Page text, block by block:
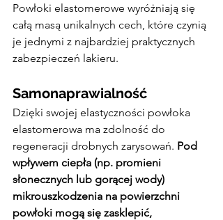
Powłoki elastomerowe wyróżniają się
całą masą unikalnych cech, które czynią
je jednymi z najbardziej praktycznych
zabezpieczeń lakieru.
Samonaprawialność
Dzięki swojej elastyczności powłoka
elastomerowa ma zdolność do
regeneracji drobnych zarysowań. Pod
wpływem ciepła (np. promieni
słonecznych lub gorącej wody)
mikrouszkodzenia na powierzchni
powłoki mogą się zasklepić,